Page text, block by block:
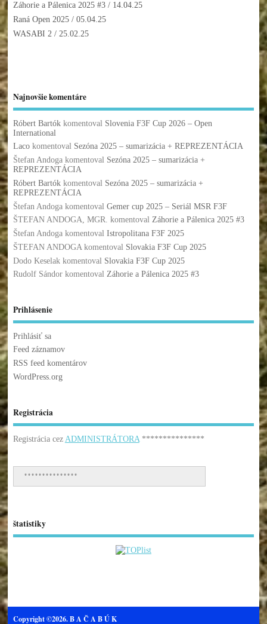
Záhorie a Pálenica 2025 #3/ 14.04.25
Raná Open 2025/ 05.04.25
WASABI 2/ 25.02.25
Najnovšie komentáre
Róbert Bartókkomentoval Slovenia F3F Cup 2026 – Open
International
Lacokomentoval Sezóna 2025 – sumarizácia + REPREZENTÁCIA
Štefan Andogakomentoval Sezóna 2025 – sumarizácia +
REPREZENTÁCIA
Róbert Bartókkomentoval Sezóna 2025 – sumarizácia +
REPREZENTÁCIA
Štefan Andogakomentoval Gemer cup 2025 – Seriál MSR F3F
ŠTEFAN ANDOGA, MGR. komentoval Záhorie a Pálenica 2025 #3
Štefan Andogakomentoval Istropolitana F3F 2025
ŠTEFAN ANDOGAkomentoval Slovakia F3F Cup 2025
Dodo Keselakkomentoval Slovakia F3F Cup 2025
Rudolf Sándorkomentoval Záhorie a Pálenica 2025 #3
Prihlásenie
Prihlásiť sa
Feed záznamov
RSS feed komentárov
WordPress.org
Registrácia
Registrácia cez ADMINISTRÁTORA***************
***************
štatistiky
Copyright ©2026. B A Č A B Ú K